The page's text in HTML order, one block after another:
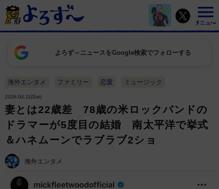
よろず～ニュースをGoogle検索でフォローする
海外エンタメ ファミリー 恋愛 ミュージック
2026.04.11(Sat)
妻とは22歳差 78歳の米ロックバンドの
ドラマーが5度目の結婚 南太平洋で挙式
＆ハネムーンでラブラブ2ショ
海外エンタメ